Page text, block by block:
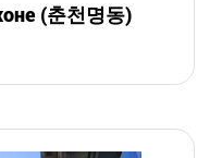
(춘천명동)